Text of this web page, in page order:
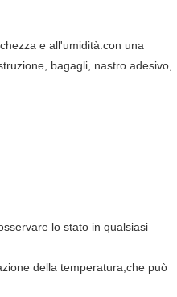
e all'umidità.con una
bagagli, nastro adesivo,
lo stato in qualsiasi
della temperatura;che può